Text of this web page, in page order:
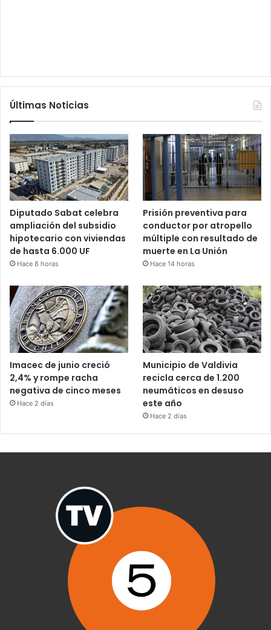
Últimas Noticias
Diputado Sabat celebra
ampliación del subsidio
hipotecario con viviendas
de hasta 6.000 UF
Hace 8 horas
Prisión preventiva para
conductor por atropello
múltiple con resultado de
muerte en La Unión
Hace 14 horas
Imacec de junio creció
2,4% y rompe racha
negativa de cinco meses
Hace 2 días
Municipio de Valdivia
recicla cerca de 1.200
neumáticos en desuso
este año
Hace 2 días